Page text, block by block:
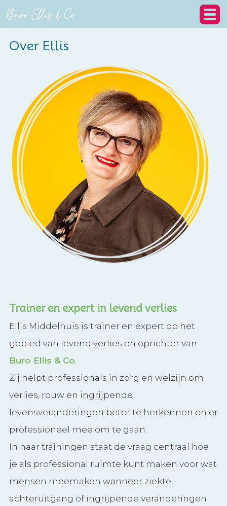
Over Ellis
Trainer en expert in levend verlies
Ellis Middelhuis is trainer en expert op het
gebied van levend verlies en oprichter van
Buro Ellis & Co
Zij helpt professionals in zorg en welzijn om
verlies, rouw en ingrijpende
levensveranderingen beter te herkennen en er
professioneel mee om te gaan.
In haar trainingen staat de vraag centraal hoe
je als professional ruimte kunt maken voor wat
mensen meemaken wanneer ziekte,
achteruitgang of ingrijpende veranderingen